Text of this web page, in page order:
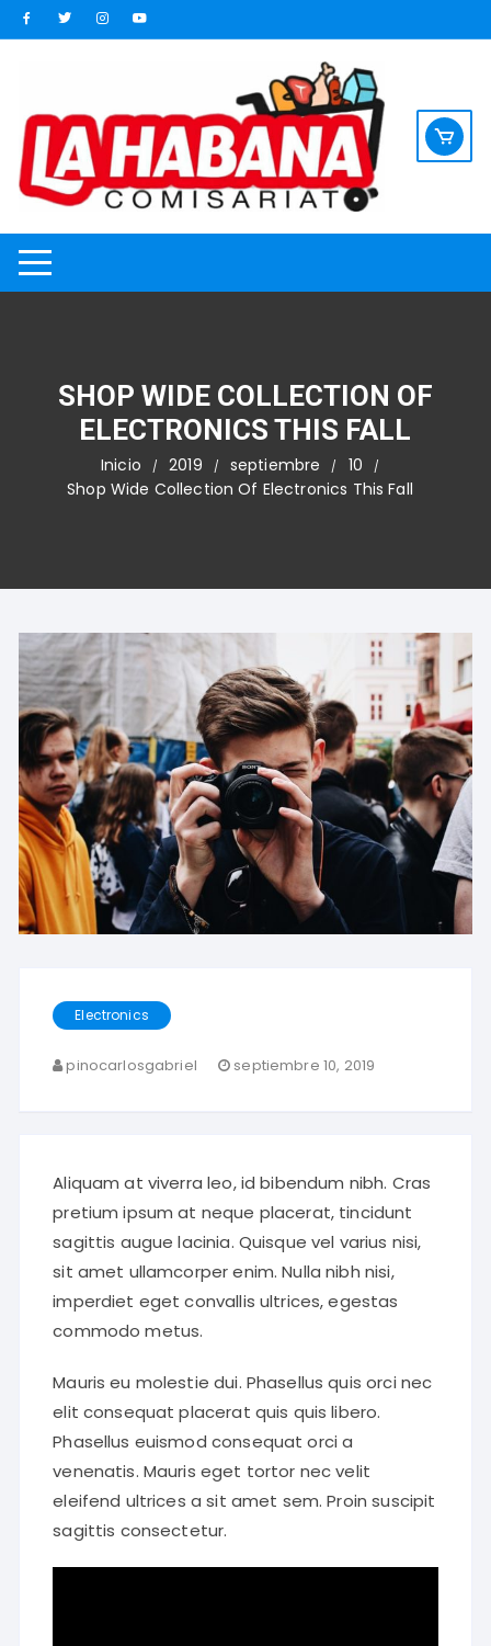
Saltar
al
SHOP WIDE COLLECTION OF
ELECTRONICS THIS FALL
Inicio 2019 septiembre
10
Shop Wide Collection Of Electronics This Fall
Electronics
pinocarlosgabriel septiembre 10, 2019
Aliquam at viverra leo, id bibendum nibh. Cras
pretium ipsum at neque placerat, tincidunt
sagittis augue lacinia. Quisque vel varius nisi,
sit amet ullamcorper enim. Nulla nibh nisi,
imperdiet eget convallis ultrices, egestas
commodo metus.
Mauris eu molestie dui. Phasellus quis orci nec
elit consequat placerat quis quis libero.
Phasellus euismod consequat orci a
venenatis. Mauris eget tortor nec velit
eleifend ultrices a sit amet sem. Proin suscipit
sagittis consectetur.